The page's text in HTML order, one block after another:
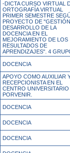
-DICTA CURSO VIRTUAL
ORTOGRAFÍA VIRTUAL
PRIMER SEMESTRE
PROYECTO DE
DESARROLLO DE LA
DOCENCIA EN EL
MEJORAMIENTO DE LOS
RESULTADOS DE
APRENDIZAJES". 4
DOCENCIA
APOYO COMO AUXILIAR
RECEPCIONISTA EN EL
CENTRO UNIVERSITARIO
PORVENIR.
DOCENCIA
DOCENCIA
DOCENCIA